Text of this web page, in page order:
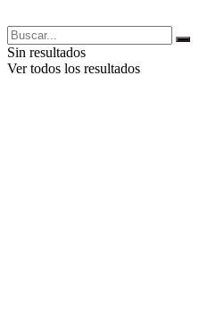
Sin resultados
Ver todos los resultados